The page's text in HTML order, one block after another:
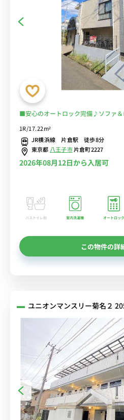
■安心のオートロック完備♪ソファ＆
屋♪■JR横浜線利用で八王子・横浜
跡公園や片倉つどいの森公園など自
近/駅前にスーパーあり■選べるWi-Fi
1R/17.22m²
JR横浜線 片倉駅 徒歩8分
東京都 八王子市片倉町2227
2026年08月12日から入居可
バストイレ別 室内洗濯機 オートロック
この物件の詳
ユニオンマンスリー菊名２